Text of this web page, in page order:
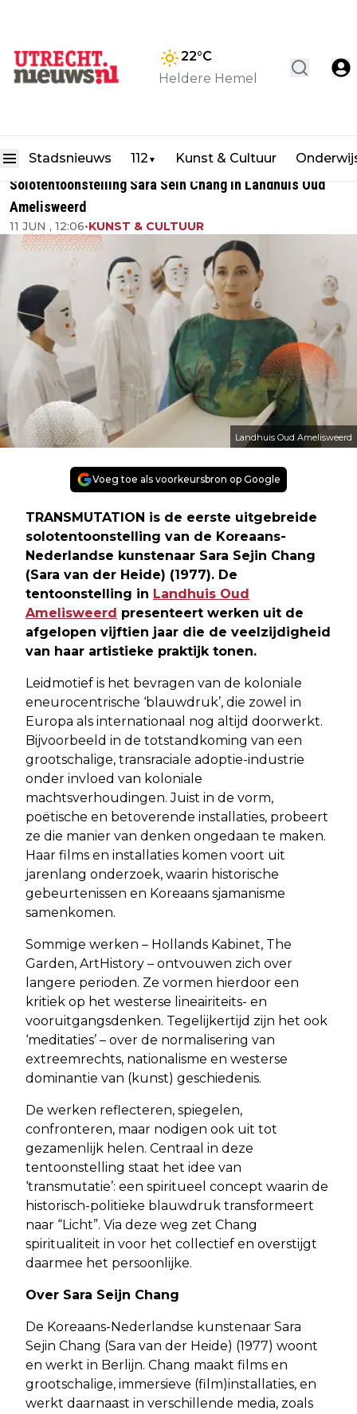
22°C
Heldere Hemel
Stadsnieuws 112 ▼ Kunst & Cultuur
Solotentoonstelling Sara Sein Chang in Landhuis Oud
Amelisweerd
11 JUN , 12:06•KUNST & CULTUUR
Landhuis Oud Amelisweerd
Voeg toe als voorkeursbron op Google
TRANSMUTATION is de eerste uitgebreide
solotentoonstelling van de Koreaans-
Nederlandse kunstenaar Sara Sejin Chang
(Sara van der Heide) (1977). De
tentoonstelling in Landhuis Oud
Amelisweerd presenteert werken uit de
afgelopen vijftien jaar die de veelzijdigheid
van haar artistieke praktijk tonen.
Leidmotief is het bevragen van de koloniale
eneurocentrische ‘blauwdruk’, die zowel in
Europa als internationaal nog altijd doorwerkt.
Bijvoorbeeld in de totstandkoming van een
grootschalige, transraciale adoptie-industrie
onder invloed van koloniale
machtsverhoudingen. Juist in de vorm,
poëtische en betoverende installaties, probeert
ze die manier van denken ongedaan te maken.
Haar films en installaties komen voort uit
jarenlang onderzoek, waarin historische
gebeurtenissen en Koreaans sjamanisme
samenkomen.
Sommige werken – Hollands Kabinet, The
Garden, ArtHistory – ontvouwen zich over
langere perioden. Ze vormen hierdoor een
kritiek op het westerse lineairiteits- en
vooruitgangsdenken. Tegelijkertijd zijn het ook
‘meditaties’ – over de normalisering van
extreemrechts, nationalisme en westerse
dominantie van (kunst) geschiedenis.
De werken reflecteren, spiegelen,
confronteren, maar nodigen ook uit tot
gezamenlijk helen. Centraal in deze
tentoonstelling staat het idee van
‘transmutatie’: een spiritueel concept waarin de
historisch-politieke blauwdruk transformeert
naar “Licht”. Via deze weg zet Chang
spiritualiteit in voor het collectief en overstijgt
daarmee het persoonlijke.
Over Sara Seijn Chang
De Koreaans-Nederlandse kunstenaar Sara
Sejin Chang (Sara van der Heide) (1977) woont
en werkt in Berlijn. Chang maakt films en
grootschalige, immersieve (film)installaties, en
werkt daarnaast in verschillende media, zoals